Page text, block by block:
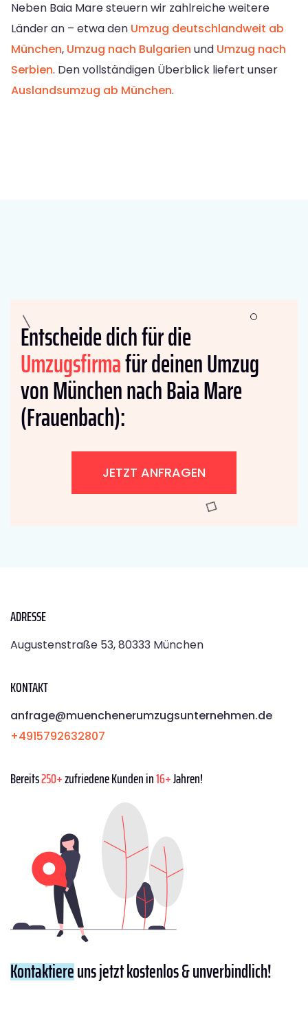
Neben Baia Mare steuern wir zahlreiche weitere
Länder an – etwa den Umzug deutschlandweit ab
München, Umzug nach Bulgarien und Umzug nach
Serbien. Den vollständigen Überblick liefert unser
Auslandsumzug ab München.
Entscheide dich für die
Umzugsfirmafür deinen Umzug
von München nach Baia Mare
(Frauenbach):
JETZT ANFRAGEN
ADRESSE
Augustenstraße 53, 80333 München
KONTAKT
anfrage@muenchenerumzugsunternehmen.de
+4915792632807
Bereits250+zufriedene Kunden in16+Jahren!
Kontaktiereuns jetzt kostenlos & unverbindlich!